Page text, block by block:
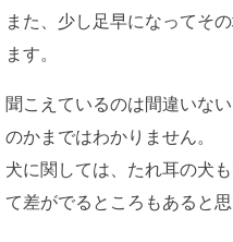
また、少し足早になってそ
ます。
聞こえているのは間違いな
のかまではわかりません。
犬に関しては、たれ耳の犬
て差がでるところもあると思